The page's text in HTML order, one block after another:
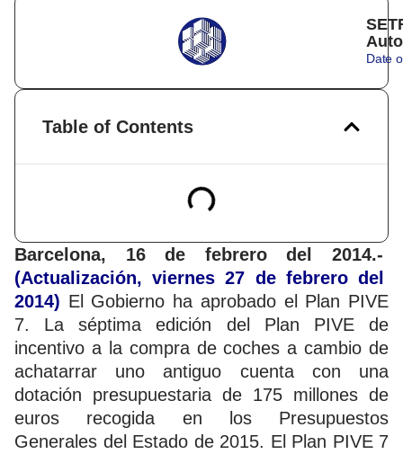
Date
Table of Contents
Barcelona, 16 de febrero del 2014.-
(Actualización, viernes 27 de febrero del
2014) El Gobierno ha aprobado el Plan PIVE
7. La séptima edición del Plan PIVE de
incentivo a la compra de coches a cambio de
achatarrar uno antiguo cuenta con una
dotación presupuestaria de 175 millones de
euros recogida en los Presupuestos
Generales del Estado de 2015. El Plan PIVE 7